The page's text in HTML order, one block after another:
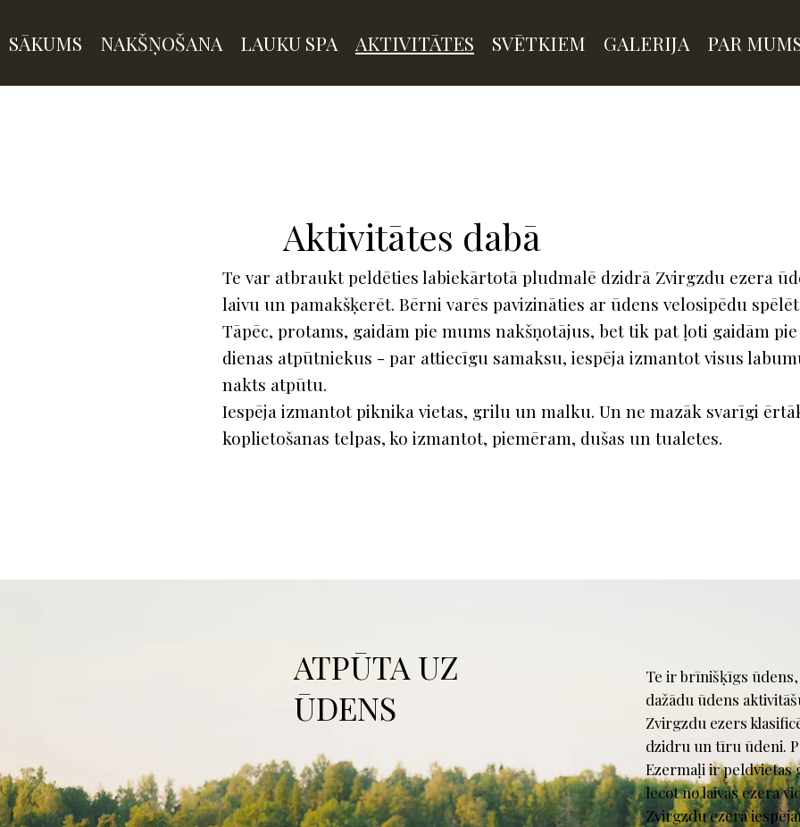
SĀKUMS NAKŠŅOŠANA LAUKU SPA AKTIVITĀTES SVĒTKIEM GALERIJA PAR
Aktivitātes dabā
Te var atbraukt peldēties labiekārtotā pludmalē dzidrā Zvirgzdu ezera
laivu un pamakšķerēt. Bērni varēs pavizināties ar ūdens velosipēdu
Tāpēc, protams, gaidām pie mums nakšņotājus, bet tik pat ļoti gaidām
dienas atpūtniekus - par attiecīgu samaksu, iespēja izmantot visus
nakts atpūtu.
Iespēja izmantot piknika vietas, grilu un malku. Un ne mazāk svarīgi
koplietošanas telpas, ko izmantot, piemēram, dušas un tualetes.
ATPŪTA UZ
ŪDENS
Te ir brīnišķīgs
dažādu ūdens
Zvirgzdu ezers
dzidru un tīru ūdeni.
Ezermaļi ir peldvietas
lecot no laivas ezera
Zvirgzdu ezerā